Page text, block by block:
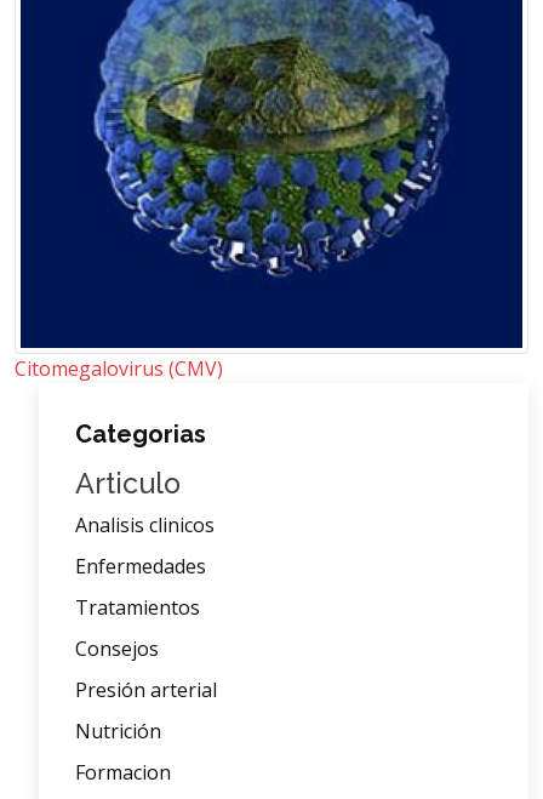
Citomegalovirus (CMV)
Categorias
Articulo
Analisis clinicos
Enfermedades
Tratamientos
Consejos
Presión arterial
Nutrición
Formacion